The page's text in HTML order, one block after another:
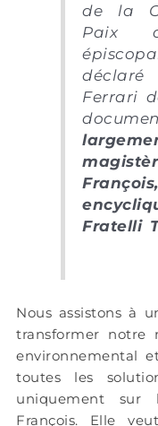
de la
Paix
déclaré
Ferrari
Fratelli
Nous assistons à
transformer notre
environnemental
toutes les
uniquement sur
François. Elle